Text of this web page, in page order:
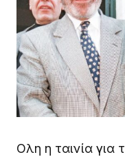
Ολη η ταινία για